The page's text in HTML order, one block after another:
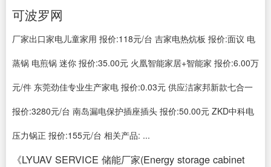
可波罗网
厂家出口家电儿童家用 报价:118元/台 吉家电热炕板 报价:面议 电
蒸锅 电煎锅 迷你 报价:35.00元 火凰智能家居+智能家 报价:6.00万
元/件 东莞劲佳专业生产家电 报价:0.03元 供应洁家邦新款七合一
报价:3280元/台 南岛漏电保护插座插头 报价:50.00元 ZKD中科电
压力锅正 报价:155元/台 相关产品: ...
《LYUAV SERVICE 储能厂家(Energy storage cabinet